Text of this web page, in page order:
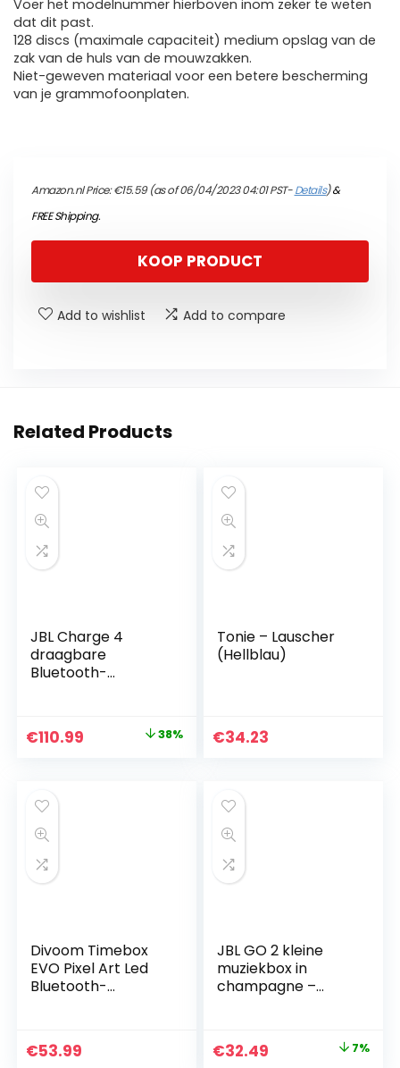
Voer het modelnummer hierboven inom zeker te weten
dat dit past.
128 discs (maximale capaciteit) medium opslag van de
zak van de huls van de mouwzakken.
Niet-geweven materiaal voor een betere bescherming
van je grammofoonplaten.
Amazon.nl Price:€15.59(as of 06/04/2023 04:01 PST-Details)&
FREE Shipping.
KOOP PRODUCT
Add to wishlist Add to compare
Related Products
JBL Charge 4
draagbare
Bluetooth-
oplaadbare batterij
voor meer
Original
€179.00.
€110.99 Current
38%
Tonie – Lauscher
(Hellblau)
€34.23
Divoom Timebox
EVO Pixel Art Led
Bluetooth-
Draagbare
Draadloze Speaker
€53.99
JBL GO 2 kleine
muziekbox in
champagne –
bluetooth-
luidspreker met
Original
€32.49 7%